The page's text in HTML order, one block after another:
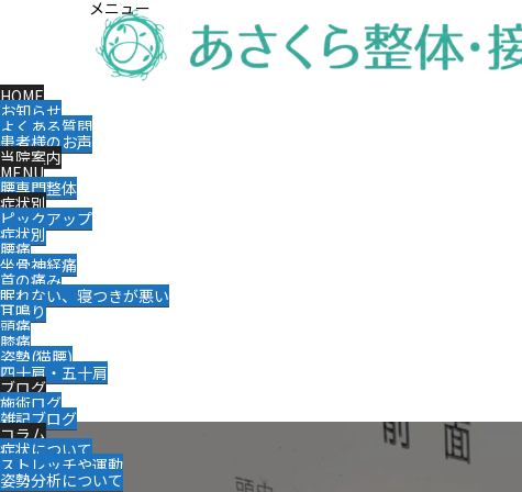
メニュー
HOME
お知らせ
よくある質問
患者様のお声
当院案内
MENU
腰専門整体
症状別
ピックアップ
症状別
腰痛
坐骨神経痛
首の痛み
眠れない、寝つきが悪い
耳鳴り
頭痛
膝痛
姿勢(猫腰)
四十肩・五十肩
ブログ
施術ログ
雑記ブログ
コラム
症状について
ストレッチや運動
姿勢分析について